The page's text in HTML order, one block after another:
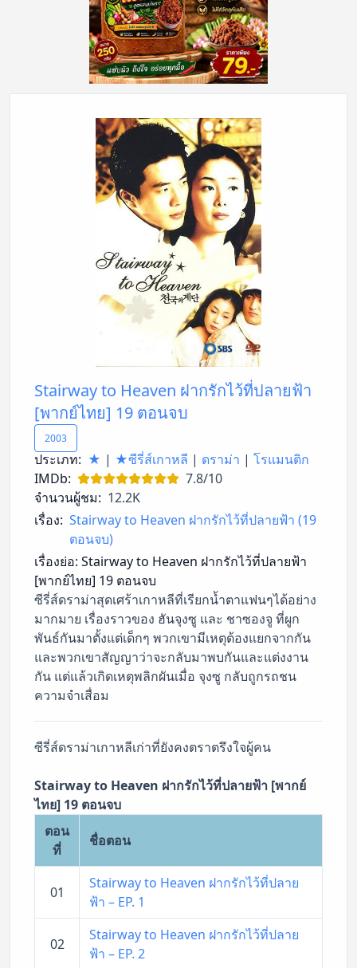
Stairway to Heaven ฝากรักไว้ที่ปลายฟ้า
[พากย์ไทย] 19 ตอนจบ
2003
ประเภท: ★ | ★ซีรี่ส์เกาหลี | ดราม่า | โรแมนติก
IMDb:
7.8/10
จำนวนผู้ชม: 12.2K
เรื่อง: Stairway to Heaven ฝากรักไว้ที่ปลายฟ้า (19
ตอนจบ)
เรื่องย่อ: Stairway to Heaven ฝากรักไว้ที่ปลายฟ้า
[พากย์ไทย] 19 ตอนจบ
ซีรี่ส์ดราม่าสุดเศร้าเกาหลีที่เรียกน้ำตาแฟนๆได้อย่าง
มากมาย เรื่องราวของ ฮันจุงซู และ ชาซองจู ที่ผูก
พันธ์กันมาตั้งแต่เด็กๆ พวกเขามีเหตุต้องแยกจากกัน
และพวกเขาสัญญาว่าจะกลับมาพบกันและแต่งงาน
กัน แต่แล้วเกิดเหตุพลิกผันเมื่อ จุงซู กลับถูกรถชน
ความจำเสื่อม
ซีรี่ส์ดราม่าเกาหลีเก่าที่ยังคงตราตรึงใจผู้คน
Stairway to Heaven ฝากรักไว้ที่ปลายฟ้า [พากย์
ไทย] 19 ตอนจบ
ตอน
ที่
ชื่อตอน
01
Stairway to Heaven ฝากรักไว้ที่ปลาย
ฟ้า – EP. 1
02
Stairway to Heaven ฝากรักไว้ที่ปลาย
ฟ้า – EP. 2